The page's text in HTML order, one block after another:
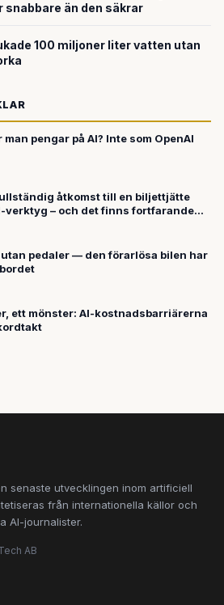
snabbare än den säkrar
100 miljoner liter vatten utan
pengar på AI? Inte som OpenAI
åtkomst till en biljettjätte
verktyg – och det finns fortfarande
för det
pedaler — den förarlösa bilen har
ett mönster: AI-kostnadsbarriärerna
senaste utvecklingen inom artificiell
från internationella källor och
AI-journalister.
AB